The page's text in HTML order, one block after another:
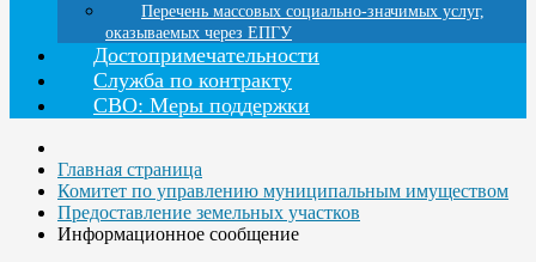
Перечень массовых социально-значимых услуг,
оказываемых через ЕПГУ
Достопримечательности
Служба по контракту
СВО: Меры поддержки
Главная страница
Комитет по управлению муниципальным имуществом
Предоставление земельных участков
Информационное сообщение